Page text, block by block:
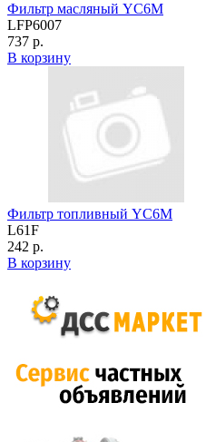
Фильтр масляный YC6M
LFP6007
737 р.
В корзину
Фильтр топливный YC6M
L61F
242 р.
В корзину